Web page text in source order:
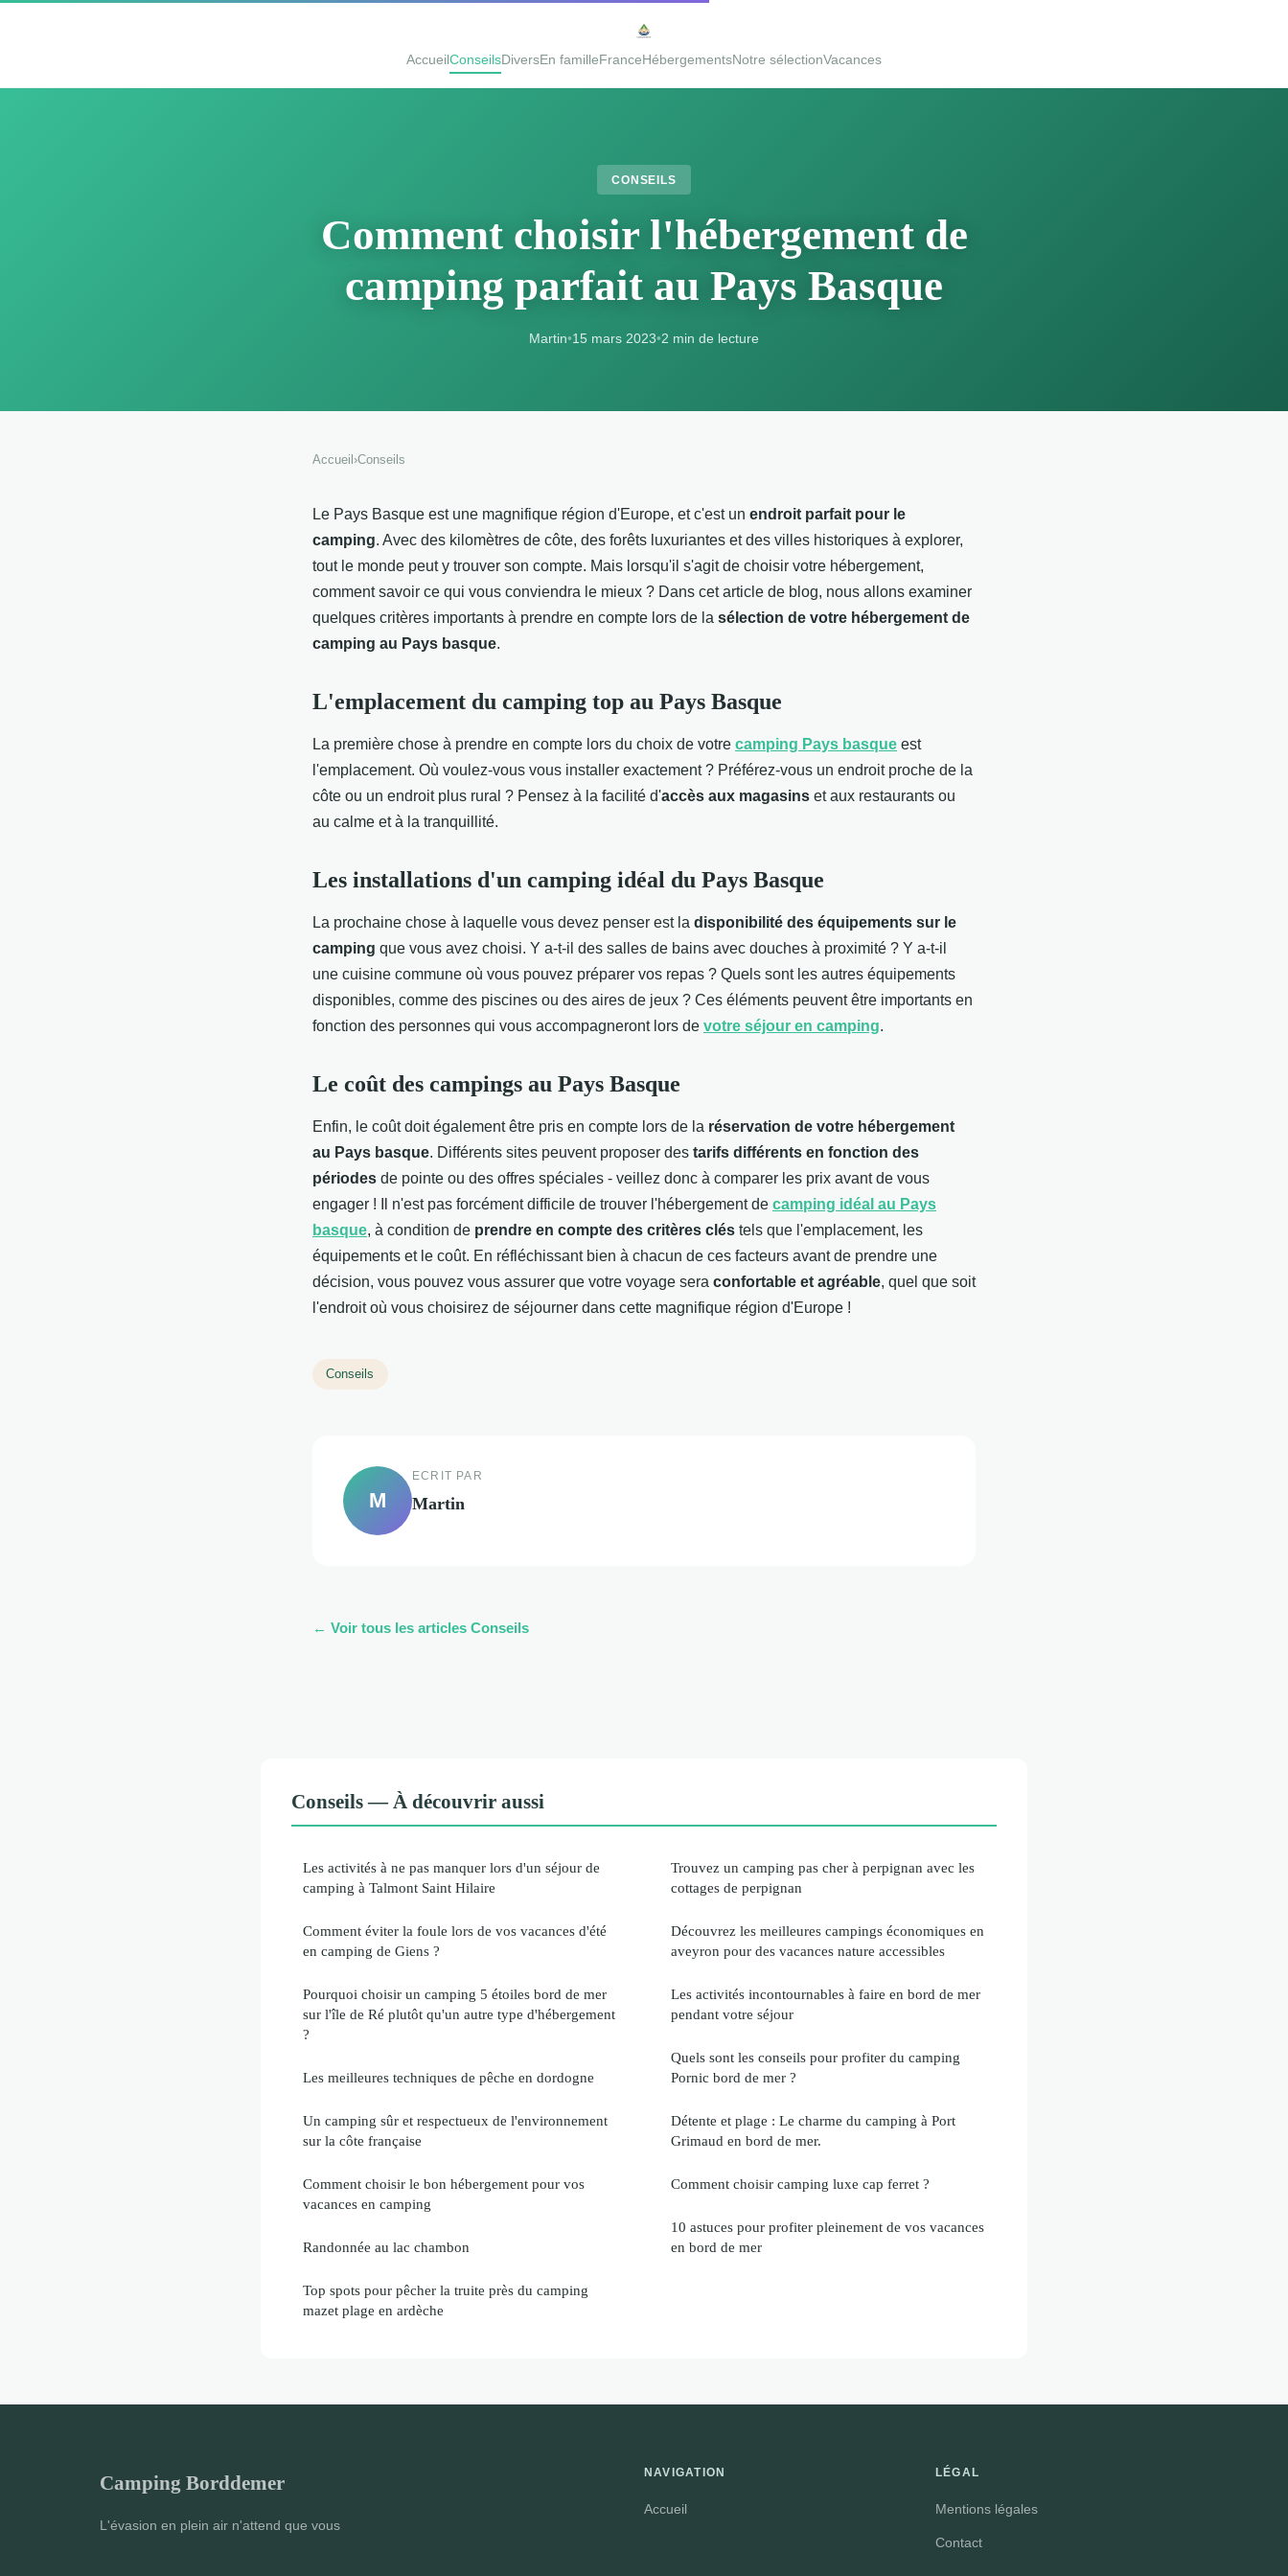
AccueilConseilsDiversEn familleFranceHébergementsNotre sélectionVacances
CONSEILS
Comment choisir l'hébergement de
camping parfait au Pays Basque
Martin•15 mars 2023•2 min de lecture
Accueil ›Conseils
Le Pays Basque est une magnifique région d'Europe, et c'est un endroit parfait pour le
camping. Avec des kilomètres de côte, des forêts luxuriantes et des villes historiques à explorer,
tout le monde peut y trouver son compte. Mais lorsqu'il s'agit de choisir votre hébergement,
comment savoir ce qui vous conviendra le mieux ? Dans cet article de blog, nous allons examiner
quelques critères importants à prendre en compte lors de la sélection de votre hébergement de
camping au Pays basque.
L'emplacement du camping top au Pays Basque
La première chose à prendre en compte lors du choix de votre camping Pays basque est
l'emplacement. Où voulez-vous vous installer exactement ? Préférez-vous un endroit proche de la
côte ou un endroit plus rural ? Pensez à la facilité d'accès aux magasins et aux restaurants ou
au calme et à la tranquillité.
Les installations d'un camping idéal du Pays Basque
La prochaine chose à laquelle vous devez penser est la disponibilité des équipements sur le
camping que vous avez choisi. Y a-t-il des salles de bains avec douches à proximité ? Y a-t-il
une cuisine commune où vous pouvez préparer vos repas ? Quels sont les autres équipements
disponibles, comme des piscines ou des aires de jeux ? Ces éléments peuvent être importants en
fonction des personnes qui vous accompagneront lors de votre séjour en camping.
Le coût des campings au Pays Basque
Enfin, le coût doit également être pris en compte lors de la réservation de votre hébergement
au Pays basque. Différents sites peuvent proposer des tarifs différents en fonction des
périodes de pointe ou des offres spéciales - veillez donc à comparer les prix avant de vous
engager ! Il n'est pas forcément difficile de trouver l'hébergement de camping idéal au Pays
basque, à condition de prendre en compte des critères clés tels que l'emplacement, les
équipements et le coût. En réfléchissant bien à chacun de ces facteurs avant de prendre une
décision, vous pouvez vous assurer que votre voyage sera confortable et agréable, quel que soit
l'endroit où vous choisirez de séjourner dans cette magnifique région d'Europe !
Conseils
M
ECRIT PAR
Martin
← Voir tous les articles Conseils
Conseils — À découvrir aussi
Les activités à ne pas manquer lors d'un séjour de
camping à Talmont Saint Hilaire
Comment éviter la foule lors de vos vacances d'été
en camping de Giens ?
Pourquoi choisir un camping 5 étoiles bord de mer
sur l'île de Ré plutôt qu'un autre type d'hébergement
?
Les meilleures techniques de pêche en dordogne
Un camping sûr et respectueux de l'environnement
sur la côte française
Comment choisir le bon hébergement pour vos
vacances en camping
Randonnée au lac chambon
Top spots pour pêcher la truite près du camping
mazet plage en ardèche
Trouvez un camping pas cher à perpignan avec les
cottages de perpignan
Découvrez les meilleures campings économiques en
aveyron pour des vacances nature accessibles
Les activités incontournables à faire en bord de mer
pendant votre séjour
Quels sont les conseils pour profiter du camping
Pornic bord de mer ?
Détente et plage : Le charme du camping à Port
Grimaud en bord de mer.
Comment choisir camping luxe cap ferret ?
10 astuces pour profiter pleinement de vos vacances
en bord de mer
Camping Borddemer
L'évasion en plein air n'attend que vous
NAVIGATION
Accueil
LÉGAL
Mentions légales
Contact